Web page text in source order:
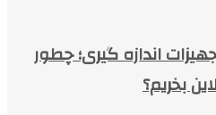
اندازه گیری؛ چطور
بخریم؟